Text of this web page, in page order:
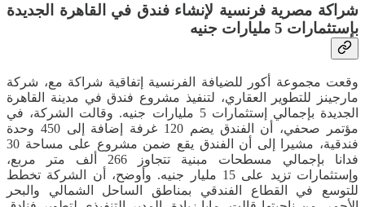
شراكة مصرية فرنسية لإنشاء فندق في القاهرة الجديدة
بإستثمارات 5 مليارات جنيه
وقعت مجموعة أكور للضيافة الفرنسية إتفاقية شراكة مع، شركة
مارجينز للتطوير العقاري، لتنفيذ مشروع فندق في مدينة القاهرة
الجديدة بإجمالي إستثمارات 5 مليارات جنيه. وقالت الشركة، في
مؤتمر صحفي، أن الفندق يضم 120 غرفة إضافة إلى 450 وحدة
فندقية، مشيرا إلى أن الفندق يقع ضمن مشروع على مساحة 30
فدانا بإجمالي مسطحات مبنية تتجاوز 266 ألف متر مربع،
وإستثمارات تزيد على 15 مليار جنيه. وأوضح، أن الشركة تخطط
للتوسع في القطاع الفندقي بمناطق الساحل الشمالي والبحر